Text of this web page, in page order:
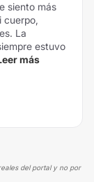
siento más
La
estuvo
más
del portal y no por